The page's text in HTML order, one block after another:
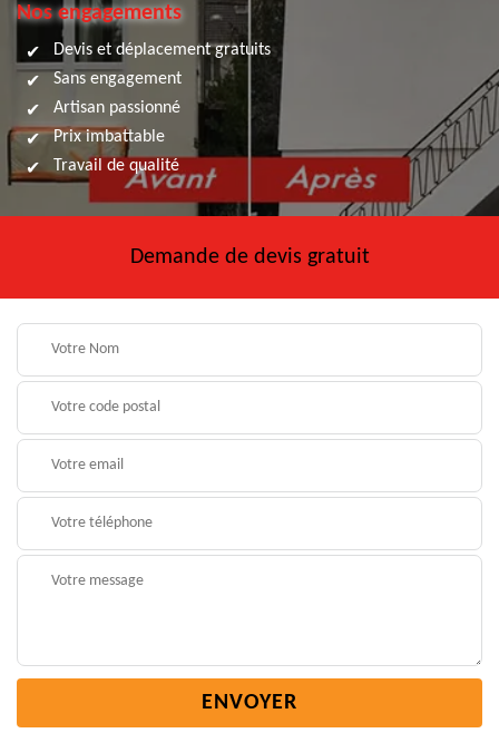
Nos engagements
Devis et déplacement gratuits
Sans engagement
Artisan passionné
Prix imbattable
Travail de qualité
Demande de devis gratuit